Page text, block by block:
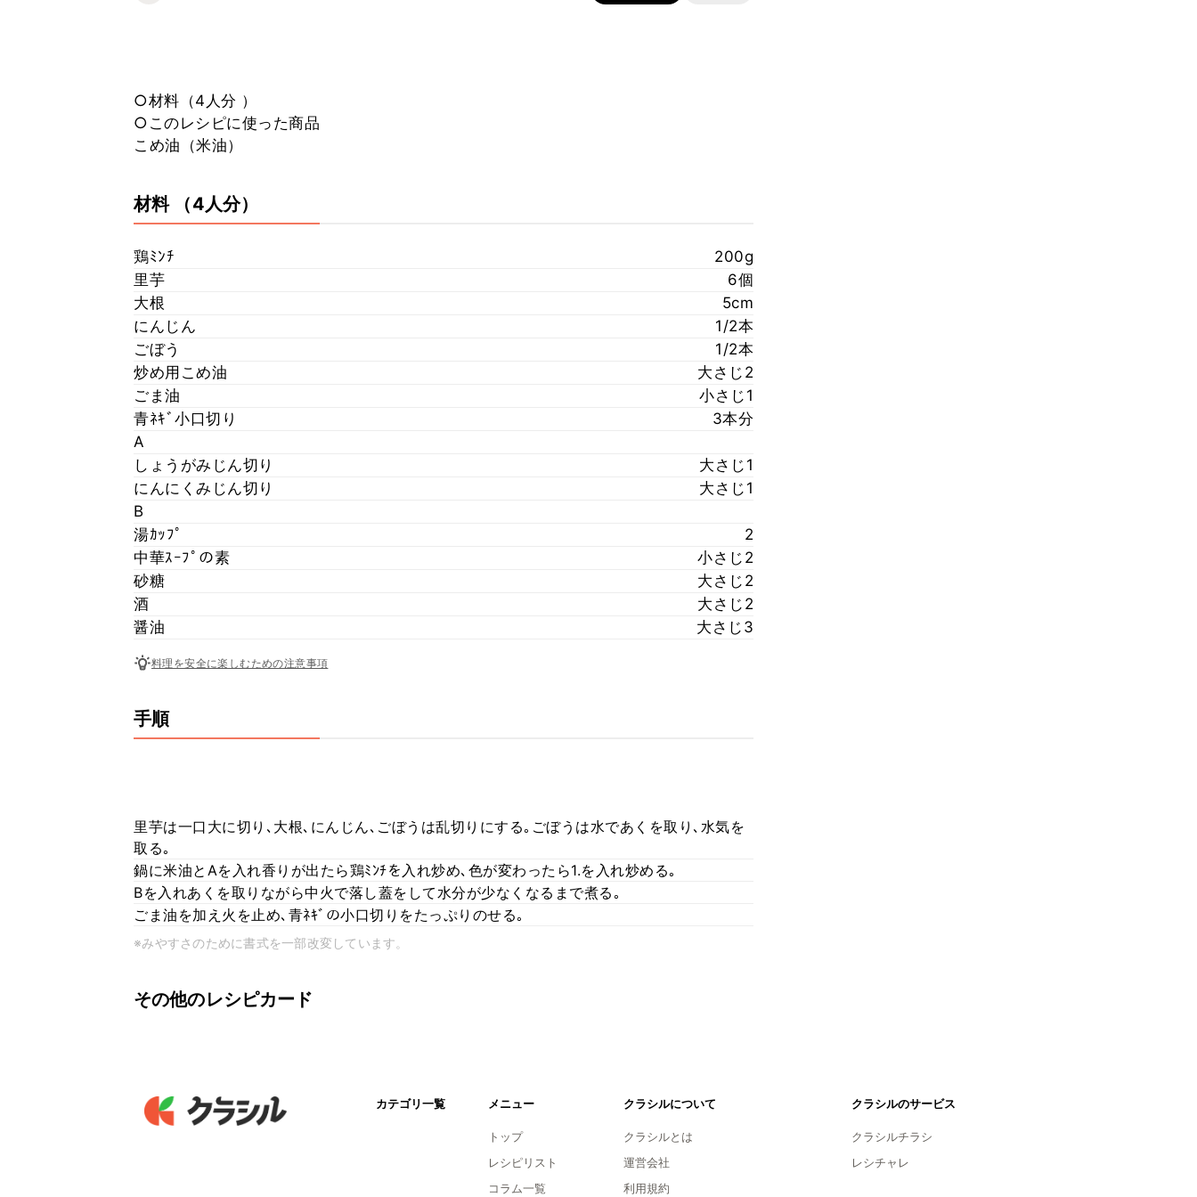
○材料（4人分 ）
○このレシピに使った商品
こめ油（米油）
材料 （4人分）
鶏ﾐﾝﾁ
200g
里芋
6個
大根
5cm
にんじん
1/2本
ごぼう
1/2本
炒め用こめ油
大さじ2
ごま油
小さじ1
青ﾈｷﾞ小口切り
3本分
A
しょうがみじん切り
大さじ1
にんにくみじん切り
大さじ1
B
湯ｶｯﾌﾟ
2
中華ｽｰﾌﾟの素
小さじ2
砂糖
大さじ2
酒
大さじ2
醤油
大さじ3
料理を安全に楽しむための注意事項
手順
里芋は一口大に切り､大根､にんじん､ごぼうは乱切りにする｡ごぼうは水であくを取り､水気を
取る｡
鍋に米油とAを入れ香りが出たら鶏ﾐﾝﾁを入れ炒め､色が変わったら1.を入れ炒める｡
Bを入れあくを取りながら中火で落し蓋をして水分が少なくなるまで煮る｡
ごま油を加え火を止め､青ﾈｷﾞの小口切りをたっぷりのせる｡
※みやすさのために書式を一部改変しています。
その他のレシピカード
カテゴリ一覧 メニュー
トップ
レシピリスト
コラム一覧
クラシルについて
クラシルとは
運営会社
利用規約
クラシルのサービス
クラシルチラシ
レシチャレ